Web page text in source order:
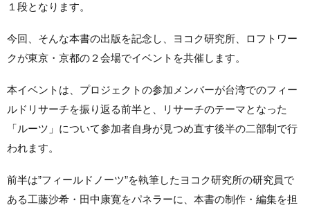
１段となります。
今回、そんな本書の出版を記念し、ヨコク研究所、ロフトワー
クが東京・京都の２会場でイベントを共催します。
本イベントは、プロジェクトの参加メンバーが台湾でのフィー
ルドリサーチを振り返る前半と、リサーチのテーマとなった
「ルーツ」について参加者自身が見つめ直す後半の二部制で行
われます。
前半は”フィールドノーツ”を執筆したヨコク研究所の研究員で
ある工藤沙希・田中康寛をパネラーに、本書の制作・編集を担